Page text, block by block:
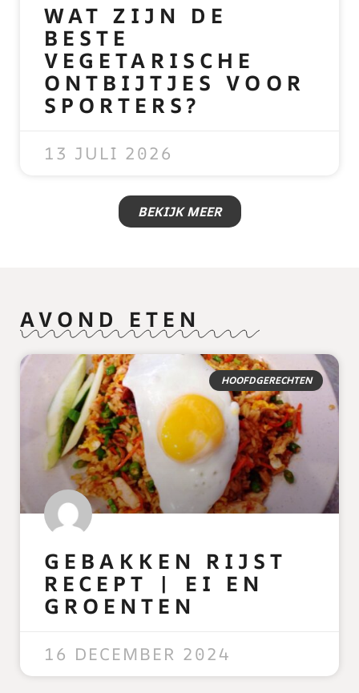
WAT ZIJN DE
BESTE
VEGETARISCHE
ONTBIJTJES VOOR
SPORTERS?
13 JULI 2026
BEKIJK MEER
AVOND ETEN
HOOFDGERECHTEN
GEBAKKEN RIJST
RECEPT | EI EN
GROENTEN
16 DECEMBER 2024